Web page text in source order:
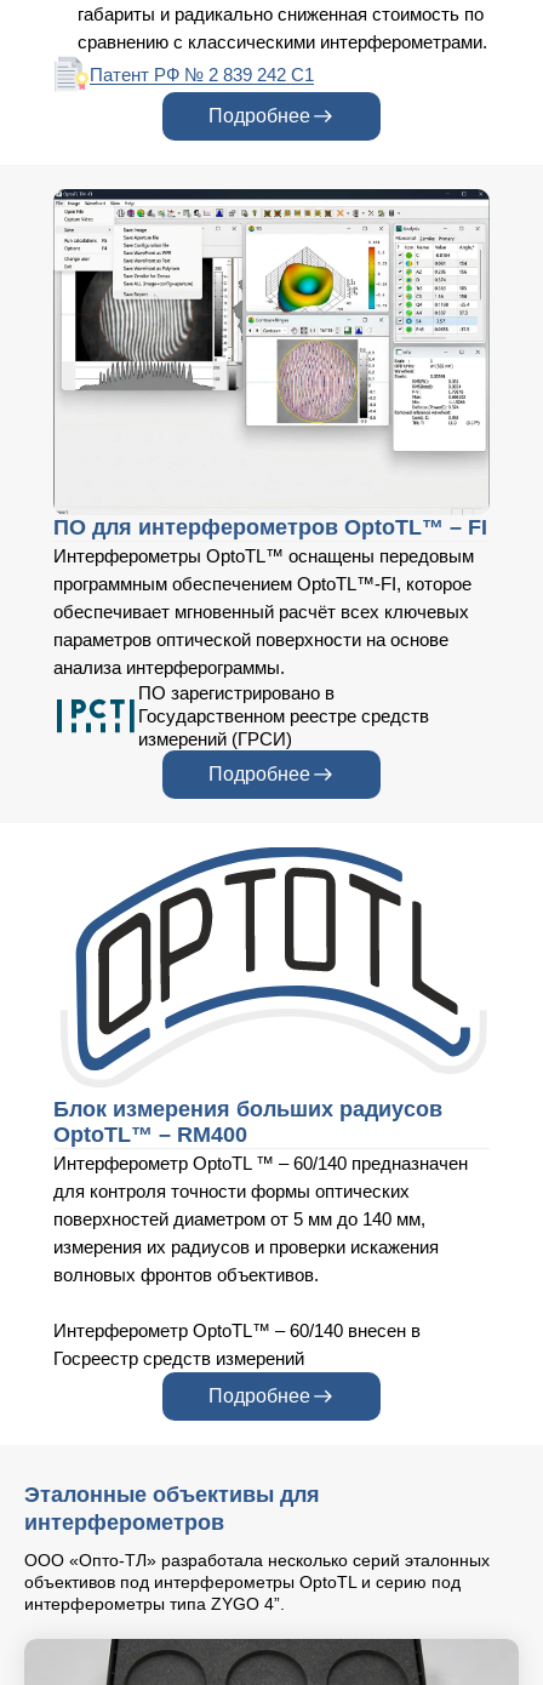
габариты и радикально сниженная стоимость по
сравнению с классическими интерферометрами.
Патент РФ № 2 839 242 С1
Подробнее
ПО для интерферометров OptoTL™ – FI
Интерферометры OptoTL™ оснащены передовым
программным обеспечением OptoTL™-FI, которое
обеспечивает мгновенный расчёт всех ключевых
параметров оптической поверхности на основе
анализа интерферограммы.
ПО зарегистрировано в
Государственном реестре средств
измерений (ГРСИ)
Подробнее
Блок измерения больших радиусов
OptoTL™ – RM400
Интерферометр OptoTL ™ – 60/140 предназначен
для контроля точности формы оптических
поверхностей диаметром от 5 мм до 140 мм,
измерения их радиусов и проверки искажения
волновых фронтов объективов.
Интерферометр OptoTL™ – 60/140 внесен в
Госреестр средств измерений
Подробнее
Эталонные объективы для
интерферометров
ООО «Опто-ТЛ» разработала несколько серий эталонных
объективов под интерферометры OptoTL и серию под
интерферометры типа ZYGO 4”.